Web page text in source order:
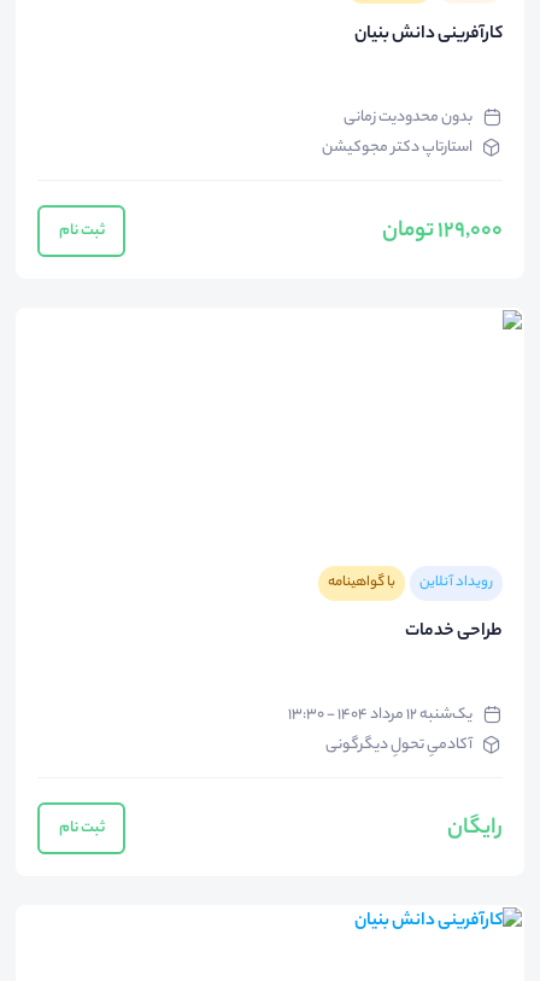
کارآفرینی دانش بنیان
بدون محدودیت زمانی
استارتاپ دکتر مجوکیشن
129,000 تومان ثبت نام
رویداد آنلاین با گواهینامه
طراحی خدمات
یک‌شنبه ۱۲ مرداد ۱۴۰۴ - ۱۳:۳۰
آکادمیِ تحولِ دیگرگونی
رایگان ثبت نام